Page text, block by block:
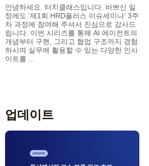
안녕하세요. 터치클래스입니다. 바쁘신 일
정에도 ‘제1회 HRD플러스 이슈세미나’ 3주
차 과정에 참여해 주셔서 진심으로 감사드
립니다. 이번 시리즈를 통해 AI 에이전트의
개념부터 구현, 그리고 협업 구조까지 경험
하시며 실무에 활용할 수 있는 다양한 인사
이트를 ...
업데이트